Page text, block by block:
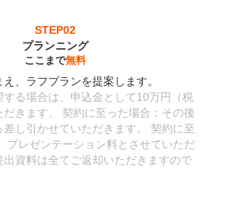
STEP02
プランニング
ここまで無料
、ラフプランを提案します。
る場合は、申込金として10万円（税
だきます。 契約に至った場合：その後
し引かせていただきます。 契約に至
プレゼンテーション料とさせていただ
出資料は全てご返却いただきますので